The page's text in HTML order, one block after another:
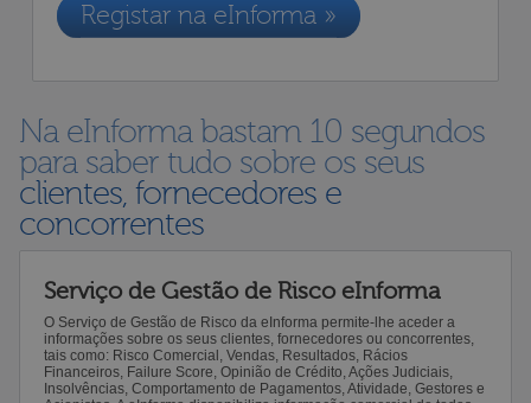
Registar na eInforma »
Na eInforma bastam 10 segundos
para saber tudo sobre os seus
clientes, fornecedores e
concorrentes
Serviço de Gestão de Risco eInforma
O Serviço de Gestão de Risco da eInforma permite-lhe aceder a
informações sobre os seus clientes, fornecedores ou concorrentes,
tais como: Risco Comercial, Vendas, Resultados, Rácios
Financeiros, Failure Score, Opinião de Crédito, Ações Judiciais,
Insolvências, Comportamento de Pagamentos, Atividade, Gestores e